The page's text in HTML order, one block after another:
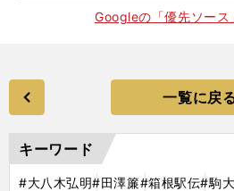
Googleの「優先ソース
一覧に戻
キーワード
#大八木弘明#田澤簾#箱根駅伝#駒